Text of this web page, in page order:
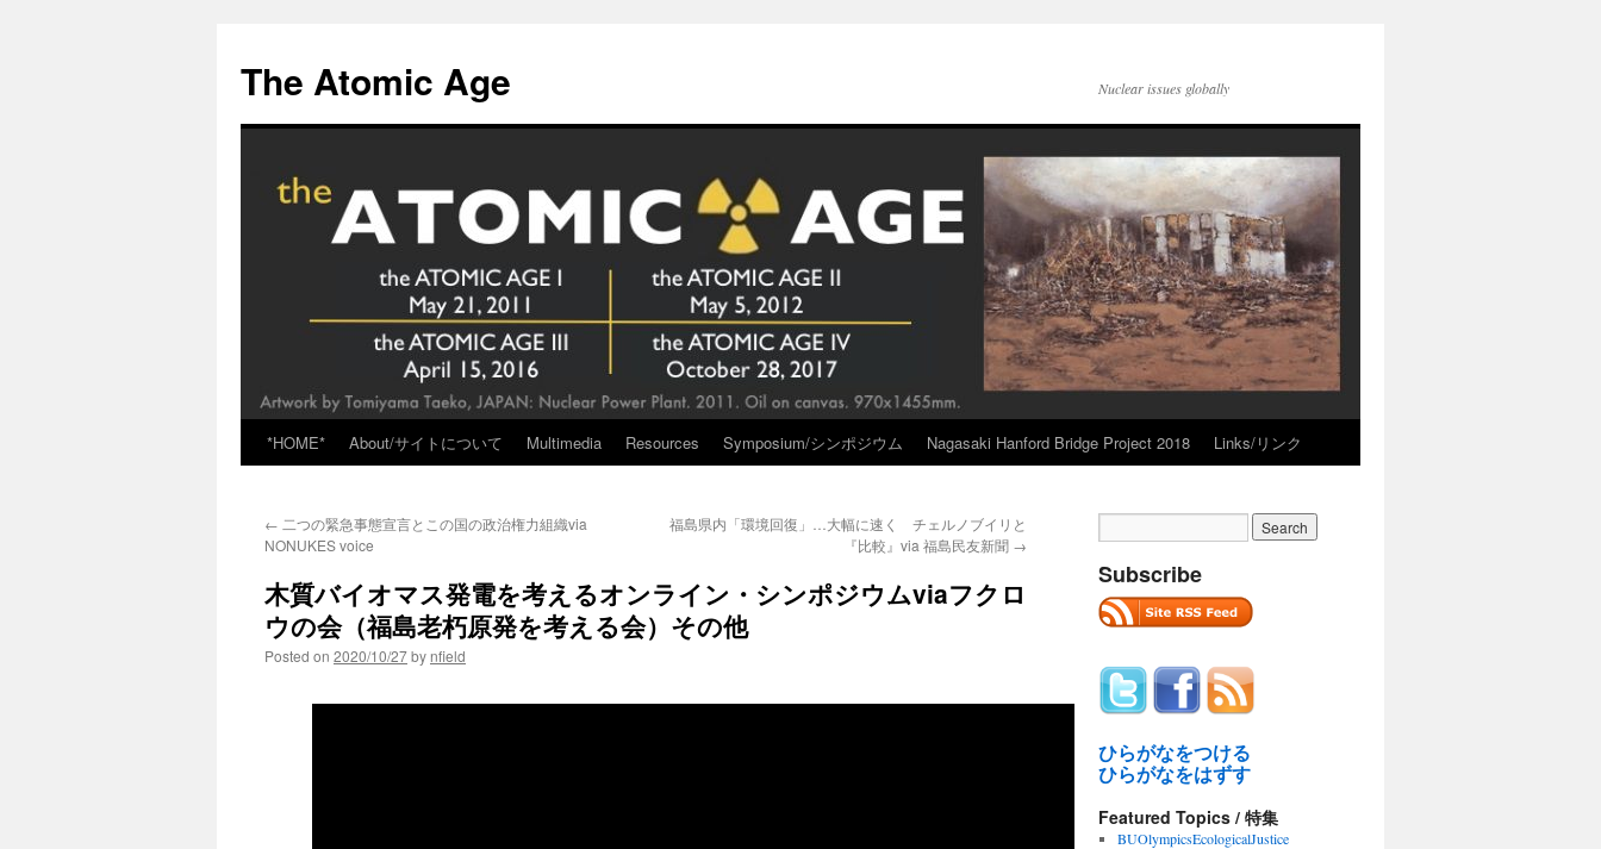
content
The Atomic Age Nuclear issues globally
*HOME* About/サイトについて Multimedia Resources Symposium/シンポジウム Nagasaki Hanford Bridge Project 2018 Links/リンク
← 二つの緊急事態宣言とこの国の政治権力組織via
NONUKES voice
福島県内「環境回復」…大幅に速く チェルノブイリと
『比較』via 福島民友新聞 →
木質バイオマス発電を考えるオンライン・シンポジウムviaフクロ
ウの会（福島老朽原発を考える会）その他
Posted on 2020/10/27by nfield
Subscribe
ひらがなをつける
ひらがなをはずす
Featured Topics / 特集
BUOlympicsEcologicalJustice